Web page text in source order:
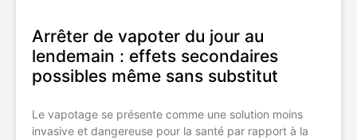
Arrêter de vapoter du jour au
lendemain : effets secondaires
possibles même sans substitut
Le vapotage se présente comme une solution moins
invasive et dangereuse pour la santé par rapport à la